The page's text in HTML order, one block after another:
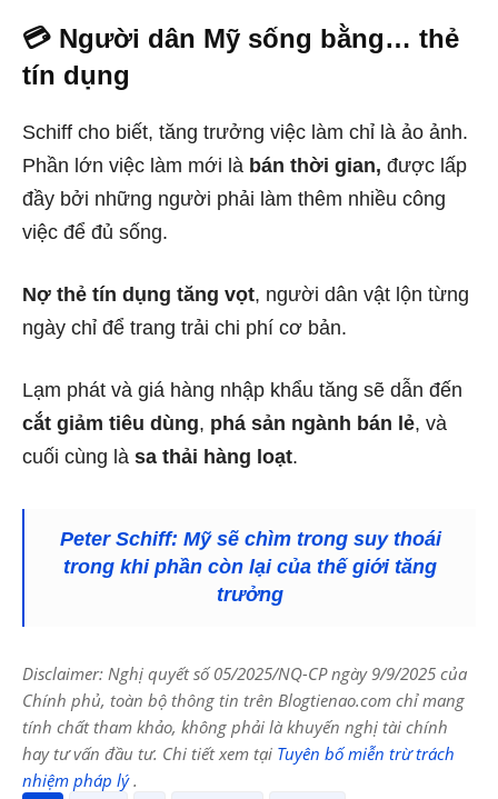
💳 Người dân Mỹ sống bằng… thẻ
tín dụng
Schiff cho biết, tăng trưởng việc làm chỉ là ảo ảnh.
Phần lớn việc làm mới là bán thời gian, được lấp
đầy bởi những người phải làm thêm nhiều công
việc để đủ sống.
Nợ thẻ tín dụng tăng vọt, người dân vật lộn từng
ngày chỉ để trang trải chi phí cơ bản.
Lạm phát và giá hàng nhập khẩu tăng sẽ dẫn đến
cắt giảm tiêu dùng, phá sản ngành bán lẻ, và
cuối cùng là sa thải hàng loạt.
Peter Schiff: Mỹ sẽ chìm trong suy thoái
trong khi phần còn lại của thế giới tăng
trưởng
Disclaimer: Nghị quyết số 05/2025/NQ-CP ngày 9/9/2025 của
Chính phủ, toàn bộ thông tin trên Blogtienao.com chỉ mang
tính chất tham khảo, không phải là khuyến nghị tài chính
hay tư vấn đầu tư. Chi tiết xem tại Tuyên bố miễn trừ trách
nhiệm pháp lý.